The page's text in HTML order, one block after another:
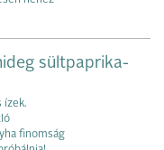
sültpaprika-
ízek.
finomság